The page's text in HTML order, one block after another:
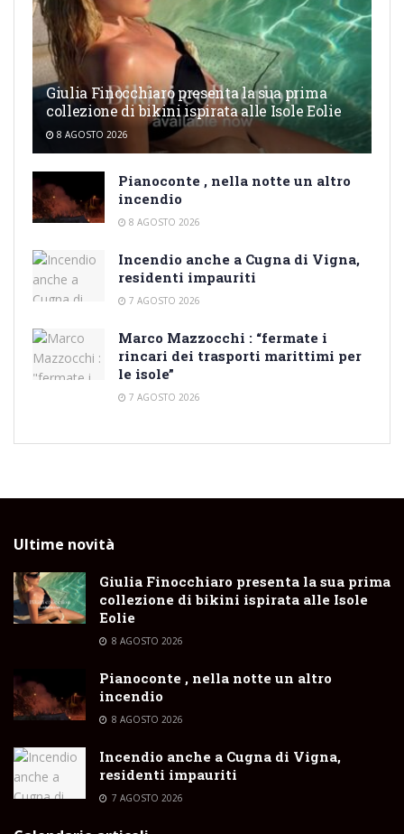
Giulia Finocchiaro presenta la sua prima
collezione di bikini ispirata alle Isole Eolie
8 AGOSTO 2026
Pianoconte , nella notte un altro
incendio
8 AGOSTO 2026
Incendio anche a Cugna di Vigna,
residenti impauriti
7 AGOSTO 2026
Marco Mazzocchi : “fermate i
rincari dei trasporti marittimi per
le isole”
7 AGOSTO 2026
Ultime novità
Giulia Finocchiaro presenta la sua prima
collezione di bikini ispirata alle Isole
Eolie
8 AGOSTO 2026
Pianoconte , nella notte un altro
incendio
8 AGOSTO 2026
Incendio anche a Cugna di Vigna,
residenti impauriti
7 AGOSTO 2026